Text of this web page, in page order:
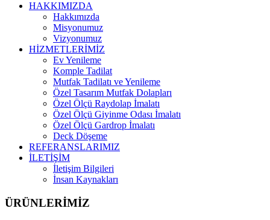
HAKKIMIZDA
Hakkımızda
Misyonumuz
Vizyonumuz
HİZMETLERİMİZ
Ev Yenileme
Komple Tadilat
Mutfak Tadilatı ve Yenileme
Özel Tasarım Mutfak Dolapları
Özel Ölçü Raydolap İmalatı
Özel Ölçü Giyinme Odası İmalatı
Özel Ölçü Gardrop İmalatı
Deck Döşeme
REFERANSLARIMIZ
İLETİŞİM
İletişim Bilgileri
İnsan Kaynakları
ÜRÜNLERİMİZ